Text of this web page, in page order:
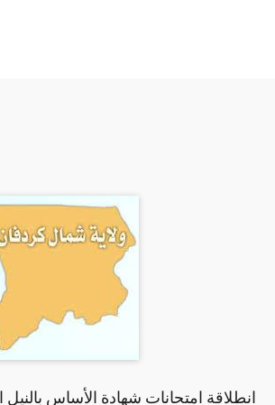
انطلاقة امتحانات شهادة الأساس